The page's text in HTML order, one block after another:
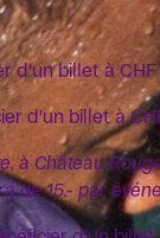
d'un billet à CHF
d'un billet à
à Château
de 15.- par